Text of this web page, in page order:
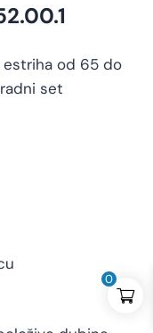
0
estriha od 65 do
set